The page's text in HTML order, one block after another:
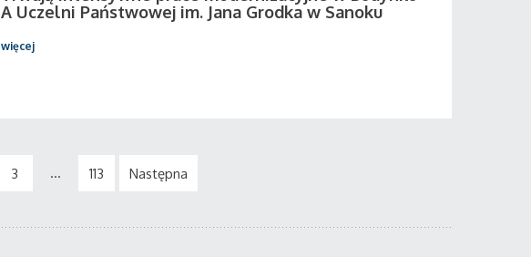
A Uczelni Państwowej im. Jana Grodka w Sanoku
więcej
3 ... 113 Następna